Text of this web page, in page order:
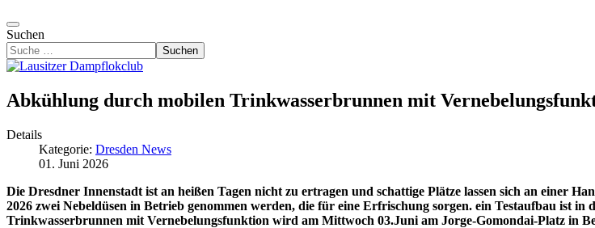
Suchen
Suchen
Abkühlung durch mobilen Trinkwasserbrunnen mit
Details
Kategorie: Dresden News
01. Juni 2026
Die Dresdner Innenstadt ist an heißen Tagen nicht zu ertragen und schattige Plätze lassen sich an einer
2026 zwei Nebeldüsen in Betrieb genommen werden, die für eine Erfrischung sorgen. ein Testaufbau ist
Trinkwasserbrunnen mit Vernebelungsfunktion wird am Mittwoch 03.Juni am Jorge-Gomondai-Platz in